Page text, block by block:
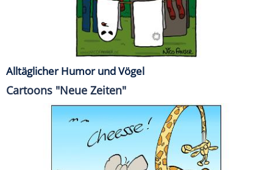
Alltäglicher Humor und Vögel
Cartoons "Neue Zeiten"